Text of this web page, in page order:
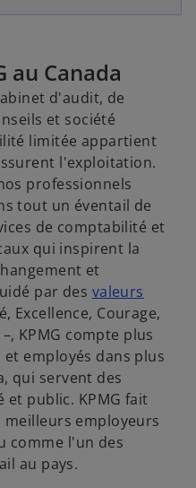
au Canada
d'audit, de
et société
limitée appartient
l'exploitation.
professionnels
tout un éventail de
de comptabilité et
qui inspirent la
et
par des valeurs
Excellence, Courage,
KPMG compte plus
employés dans plus
qui servent des
et public. KPMG fait
meilleurs employeurs
comme l'un des
au pays.